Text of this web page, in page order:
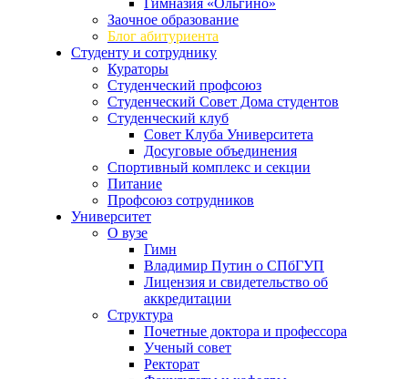
Гимназия «Ольгино»
Заочное образование
Блог абитуриента
Студенту и сотруднику
Кураторы
Студенческий профсоюз
Студенческий Совет Дома студентов
Студенческий клуб
Совет Клуба Университета
Досуговые объединения
Спортивный комплекс и секции
Питание
Профсоюз сотрудников
Университет
О вузе
Гимн
Владимир Путин о СПбГУП
Лицензия и свидетельство об
аккредитации
Структура
Почетные доктора и профессора
Ученый совет
Ректорат